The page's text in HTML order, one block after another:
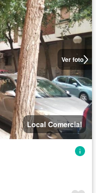
Ver foto
Local Comercial